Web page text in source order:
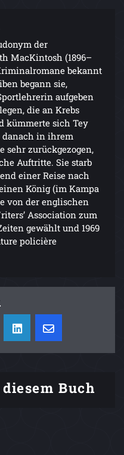
der
MacKintosh (1896–
bekannt
begann sie,
aufgeben
die an Krebs
kümmerte sich Tey
danach in ihrem
sehr zurückgezogen,
Auftritte. Sie starb
einer Reise nach
König (im Kampa
von der englischen
Association zum
gewählt und 1969
policière
Buch